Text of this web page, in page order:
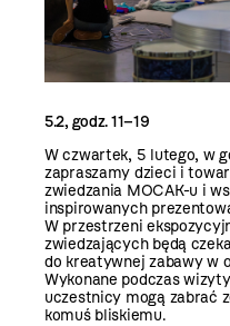
5.2, godz. 11–19
W czwartek, 5 lutego, w
zapraszamy dzieci i
zwiedzania MOCAK-u i
inspirowanych
W przestrzeni
zwiedzających będą
do kreatywnej zabawy w
Wykonane podczas
uczestnicy mogą zabrać
komuś bliskiemu.